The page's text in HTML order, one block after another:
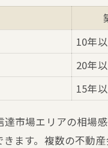
現状有姿
空き家売
不動産査定に
信達市
地域密
不動産
信達市場
10年
20年
15年
市場エリアの相場
ます。複数の不動